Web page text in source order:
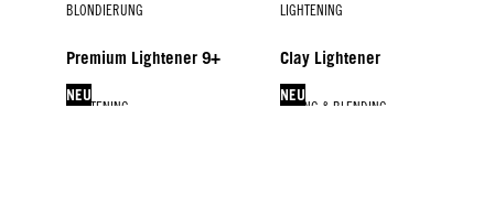
BLONDIERUNG
Premium Lightener 9+
NEU
LIGHTENING
Clay Lightener
NEU
LIGHTENING LIFTING & BLENDING